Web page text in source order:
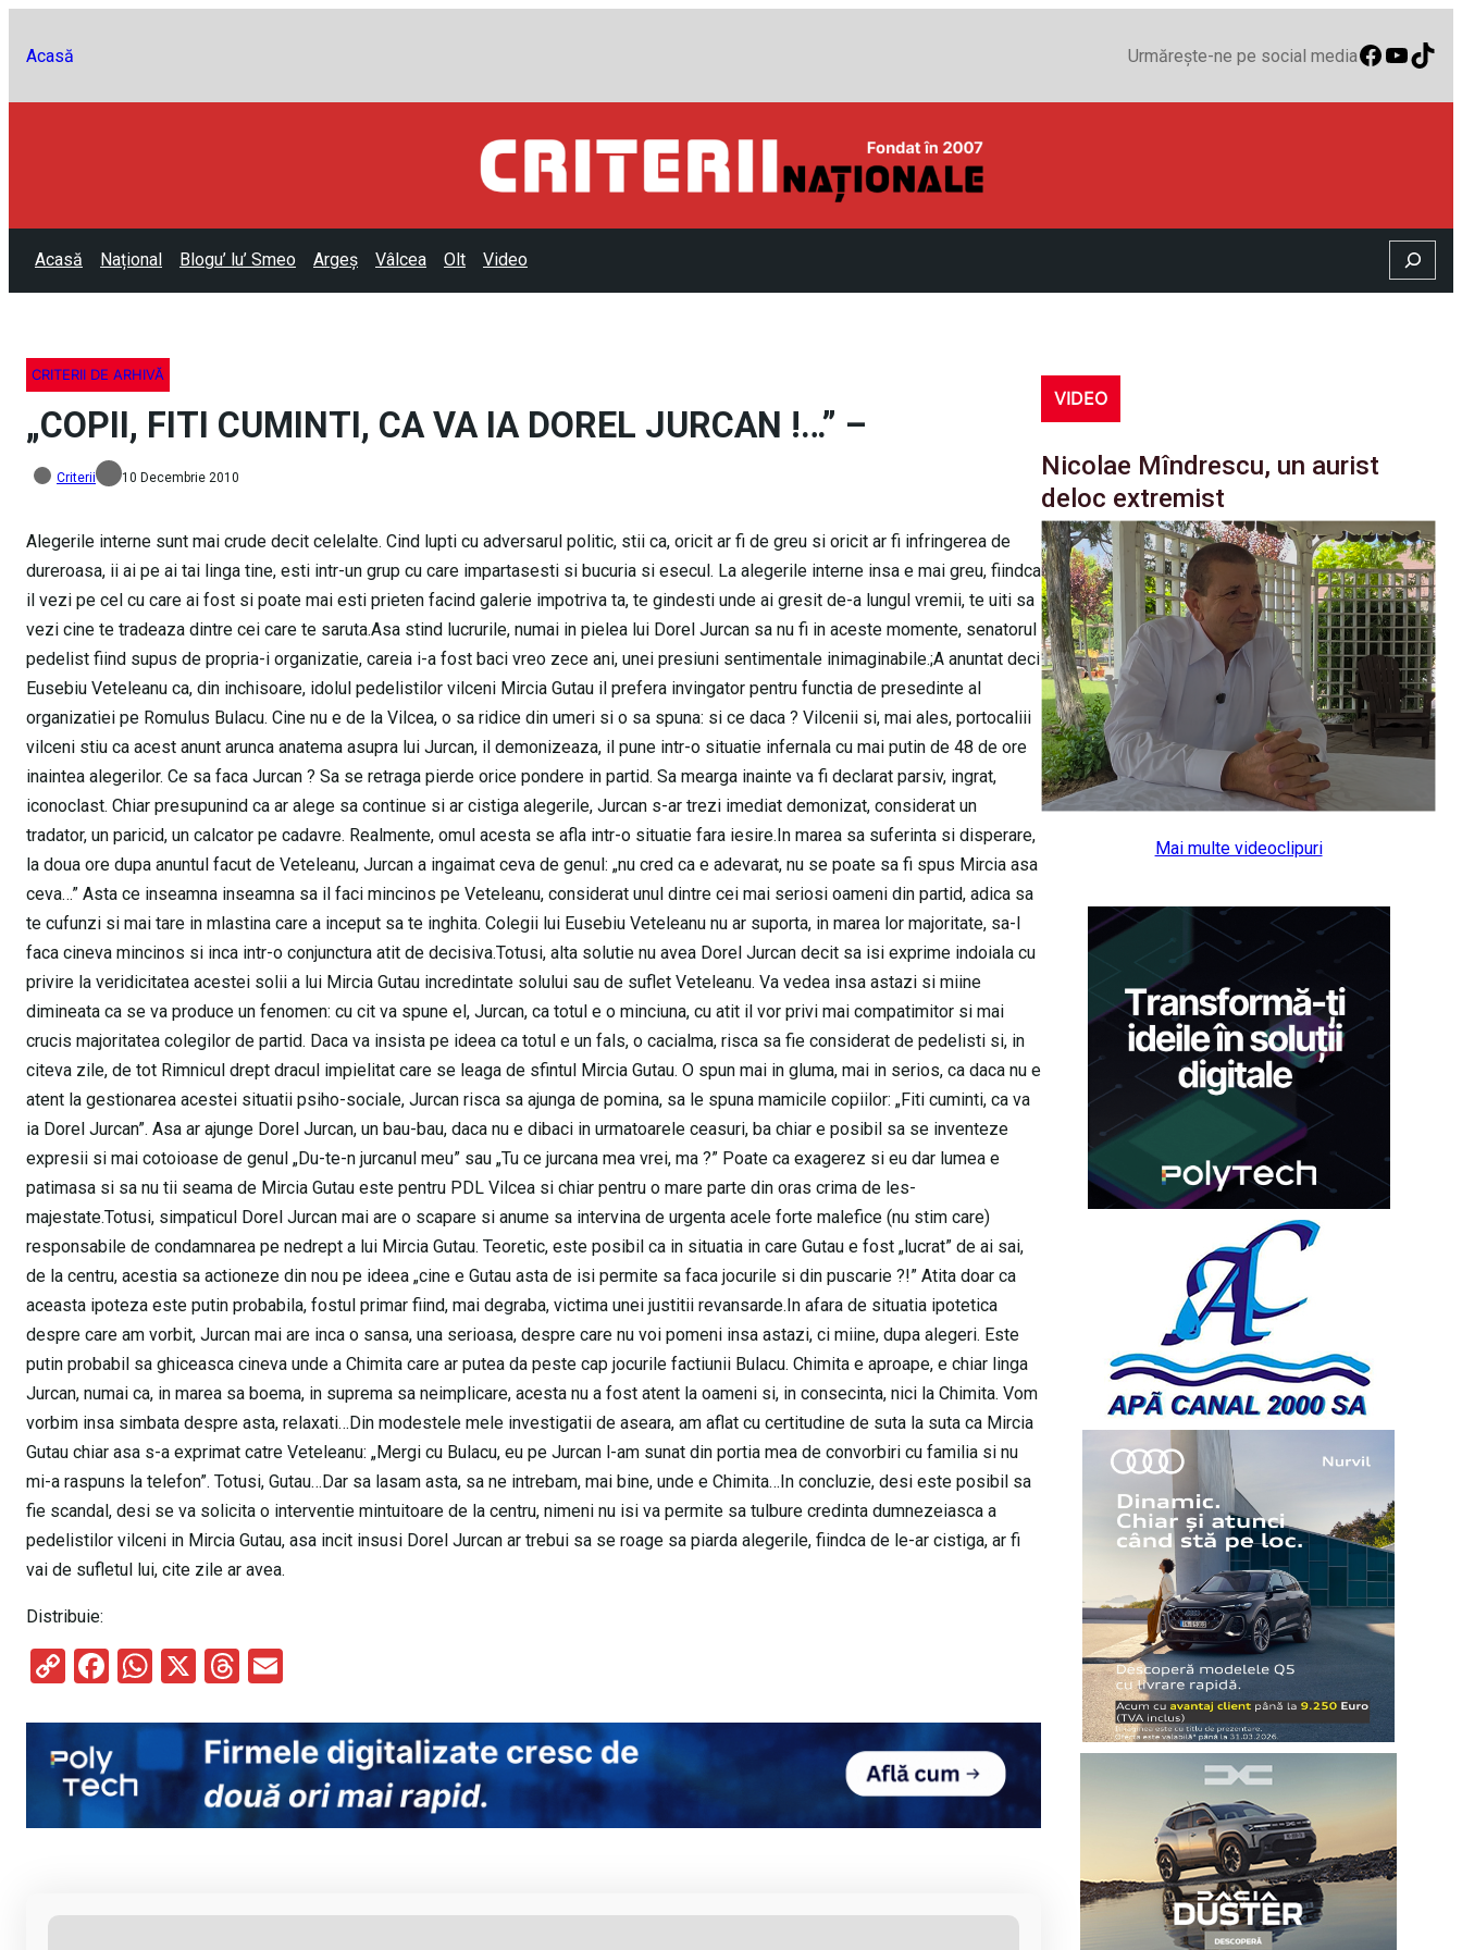
Acasă Urmărește-ne pe social media
Acasă Național Blogu’ lu’ Smeo Argeș Vâlcea Olt Video Search
CRITERII DE ARHIVĂ
„COPII, FITI CUMINTI, CA VA IA DOREL JURCAN !…” –
Criterii 10 Decembrie 2010
Alegerile interne sunt mai crude decit celelalte. Cind lupti cu adversarul politic, stii ca, oricit ar fi de greu si oricit ar fi infringerea de
dureroasa, ii ai pe ai tai linga tine, esti intr-un grup cu care impartasesti si bucuria si esecul. La alegerile interne insa e mai greu, fiindca
il vezi pe cel cu care ai fost si poate mai esti prieten facind galerie impotriva ta, te gindesti unde ai gresit de-a lungul vremii, te uiti sa
vezi cine te tradeaza dintre cei care te saruta.Asa stind lucrurile, numai in pielea lui Dorel Jurcan sa nu fi in aceste momente, senatorul
pedelist fiind supus de propria-i organizatie, careia i-a fost baci vreo zece ani, unei presiuni sentimentale inimaginabile.;A anuntat deci
Eusebiu Veteleanu ca, din inchisoare, idolul pedelistilor vilceni Mircia Gutau il prefera invingator pentru functia de presedinte al
organizatiei pe Romulus Bulacu. Cine nu e de la Vilcea, o sa ridice din umeri si o sa spuna: si ce daca ? Vilcenii si, mai ales, portocaliii
vilceni stiu ca acest anunt arunca anatema asupra lui Jurcan, il demonizeaza, il pune intr-o situatie infernala cu mai putin de 48 de ore
inaintea alegerilor. Ce sa faca Jurcan ? Sa se retraga pierde orice pondere in partid. Sa mearga inainte va fi declarat parsiv, ingrat,
iconoclast. Chiar presupunind ca ar alege sa continue si ar cistiga alegerile, Jurcan s-ar trezi imediat demonizat, considerat un
tradator, un paricid, un calcator pe cadavre. Realmente, omul acesta se afla intr-o situatie fara iesire.In marea sa suferinta si disperare,
la doua ore dupa anuntul facut de Veteleanu, Jurcan a ingaimat ceva de genul: „nu cred ca e adevarat, nu se poate sa fi spus Mircia asa
ceva…” Asta ce inseamna inseamna sa il faci mincinos pe Veteleanu, considerat unul dintre cei mai seriosi oameni din partid, adica sa
te cufunzi si mai tare in mlastina care a inceput sa te inghita. Colegii lui Eusebiu Veteleanu nu ar suporta, in marea lor majoritate, sa-l
faca cineva mincinos si inca intr-o conjunctura atit de decisiva.Totusi, alta solutie nu avea Dorel Jurcan decit sa isi exprime indoiala cu
privire la veridicitatea acestei solii a lui Mircia Gutau incredintate solului sau de suflet Veteleanu. Va vedea insa astazi si miine
dimineata ca se va produce un fenomen: cu cit va spune el, Jurcan, ca totul e o minciuna, cu atit il vor privi mai compatimitor si mai
crucis majoritatea colegilor de partid. Daca va insista pe ideea ca totul e un fals, o cacialma, risca sa fie considerat de pedelisti si, in
citeva zile, de tot Rimnicul drept dracul impielitat care se leaga de sfintul Mircia Gutau. O spun mai in gluma, mai in serios, ca daca nu e
atent la gestionarea acestei situatii psiho-sociale, Jurcan risca sa ajunga de pomina, sa le spuna mamicile copiilor: „Fiti cuminti, ca va
ia Dorel Jurcan”. Asa ar ajunge Dorel Jurcan, un bau-bau, daca nu e dibaci in urmatoarele ceasuri, ba chiar e posibil sa se inventeze
expresii si mai cotoioase de genul „Du-te-n jurcanul meu” sau „Tu ce jurcana mea vrei, ma ?” Poate ca exagerez si eu dar lumea e
patimasa si sa nu tii seama de Mircia Gutau este pentru PDL Vilcea si chiar pentru o mare parte din oras crima de les-
majestate.Totusi, simpaticul Dorel Jurcan mai are o scapare si anume sa intervina de urgenta acele forte malefice (nu stim care)
responsabile de condamnarea pe nedrept a lui Mircia Gutau. Teoretic, este posibil ca in situatia in care Gutau e fost „lucrat” de ai sai,
de la centru, acestia sa actioneze din nou pe ideea „cine e Gutau asta de isi permite sa faca jocurile si din puscarie ?!” Atita doar ca
aceasta ipoteza este putin probabila, fostul primar fiind, mai degraba, victima unei justitii revansarde.In afara de situatia ipotetica
despre care am vorbit, Jurcan mai are inca o sansa, una serioasa, despre care nu voi pomeni insa astazi, ci miine, dupa alegeri. Este
putin probabil sa ghiceasca cineva unde a Chimita care ar putea da peste cap jocurile factiunii Bulacu. Chimita e aproape, e chiar linga
Jurcan, numai ca, in marea sa boema, in suprema sa neimplicare, acesta nu a fost atent la oameni si, in consecinta, nici la Chimita. Vom
vorbim insa simbata despre asta, relaxati…Din modestele mele investigatii de aseara, am aflat cu certitudine de suta la suta ca Mircia
Gutau chiar asa s-a exprimat catre Veteleanu: „Mergi cu Bulacu, eu pe Jurcan l-am sunat din portia mea de convorbiri cu familia si nu
mi-a raspuns la telefon”. Totusi, Gutau…Dar sa lasam asta, sa ne intrebam, mai bine, unde e Chimita…In concluzie, desi este posibil sa
fie scandal, desi se va solicita o interventie mintuitoare de la centru, nimeni nu isi va permite sa tulbure credinta dumnezeiasca a
pedelistilor vilceni in Mircia Gutau, asa incit insusi Dorel Jurcan ar trebui sa se roage sa piarda alegerile, fiindca de le-ar cistiga, ar fi
vai de sufletul lui, cite zile ar avea.
Distribuie:
C
py
Li
n
k
F
ce
b
o
o
W
at
s
A
p
X
T
e
a
d
s
ail
VIDEO
Nicolae Mîndrescu, un aurist
deloc extremist
Mai multe videoclipuri